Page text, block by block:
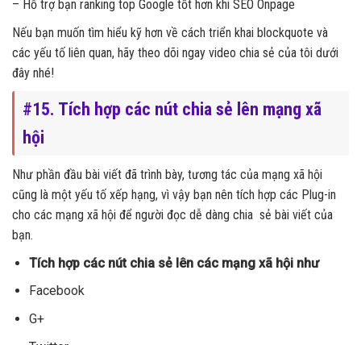
– Hỗ trợ bạn ranking top Google tốt hơn khi SEO Onpage
Nếu bạn muốn tìm hiểu kỹ hơn về cách triển khai blockquote và
các yếu tố liên quan, hãy theo dõi ngay video chia sẻ của tôi dưới
đây nhé!
#15. Tích hợp các nút chia sẻ lên mạng xã
hội
Như phần đầu bài viết đã trình bày, tương tác của mạng xã hội
cũng là một yếu tố xếp hạng, vì vậy bạn nên tích hợp các Plug-in
cho các mạng xã hội để người đọc dễ dàng chia sẻ bài viết của
bạn.
Tích hợp các nút chia sẻ lên các mạng xã hội như
Facebook
G+